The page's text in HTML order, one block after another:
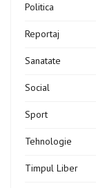
Politica
Reportaj
Sanatate
Social
Sport
Tehnologie
Timpul Liber